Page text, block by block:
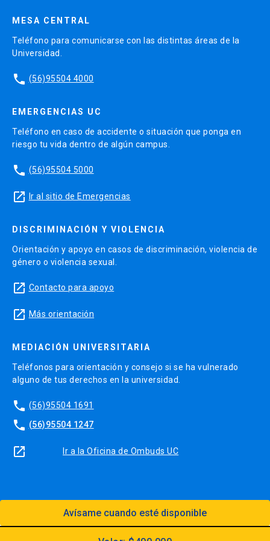
Avísame cuando esté disponible
MESA CENTRAL
Teléfono para comunicarse con las distintas áreas de la
Universidad.
phone (56)95504 4000
EMERGENCIAS UC
Teléfono en caso de accidente o situación que ponga en
riesgo tu vida dentro de algún campus.
phone (56)95504 5000
launch Ir al sitio de Emergencias
DISCRIMINACIÓN Y VIOLENCIA
Orientación y apoyo en casos de discriminación, violencia de
género o violencia sexual.
launch Contacto para apoyo
launch Más orientación
MEDIACIÓN UNIVERSITARIA
Teléfonos para orientación y consejo si se ha vulnerado
alguno de tus derechos en la universidad.
phone (56)95504 1691
phone (56)95504 1247
launch Ir a la Oficina de Ombuds UC